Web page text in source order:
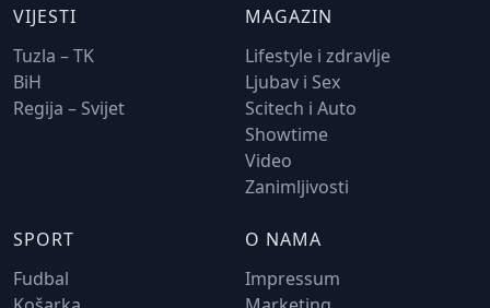
VIJESTI
Tuzla – TK
BiH
Regija – Svijet
MAGAZIN
Lifestyle i zdravlje
Ljubav i Sex
Scitech i Auto
Showtime
Video
Zanimljivosti
SPORT
Fudbal
O NAMA
Impressum